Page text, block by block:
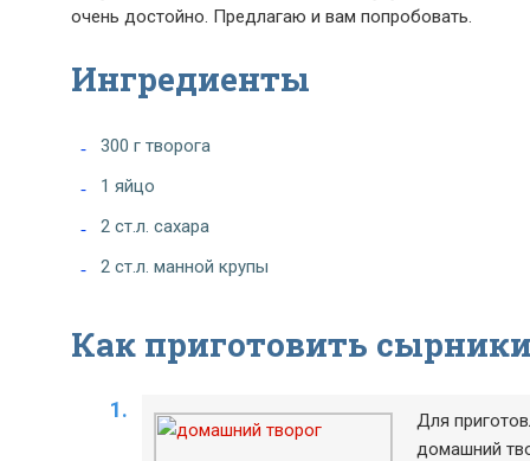
очень достойно. Предлагаю и вам попробовать.
Ингредиенты
300 г творога
1 яйцо
2 ст.л. сахара
2 ст.л. манной крупы
Как приготовить
Для
домашний